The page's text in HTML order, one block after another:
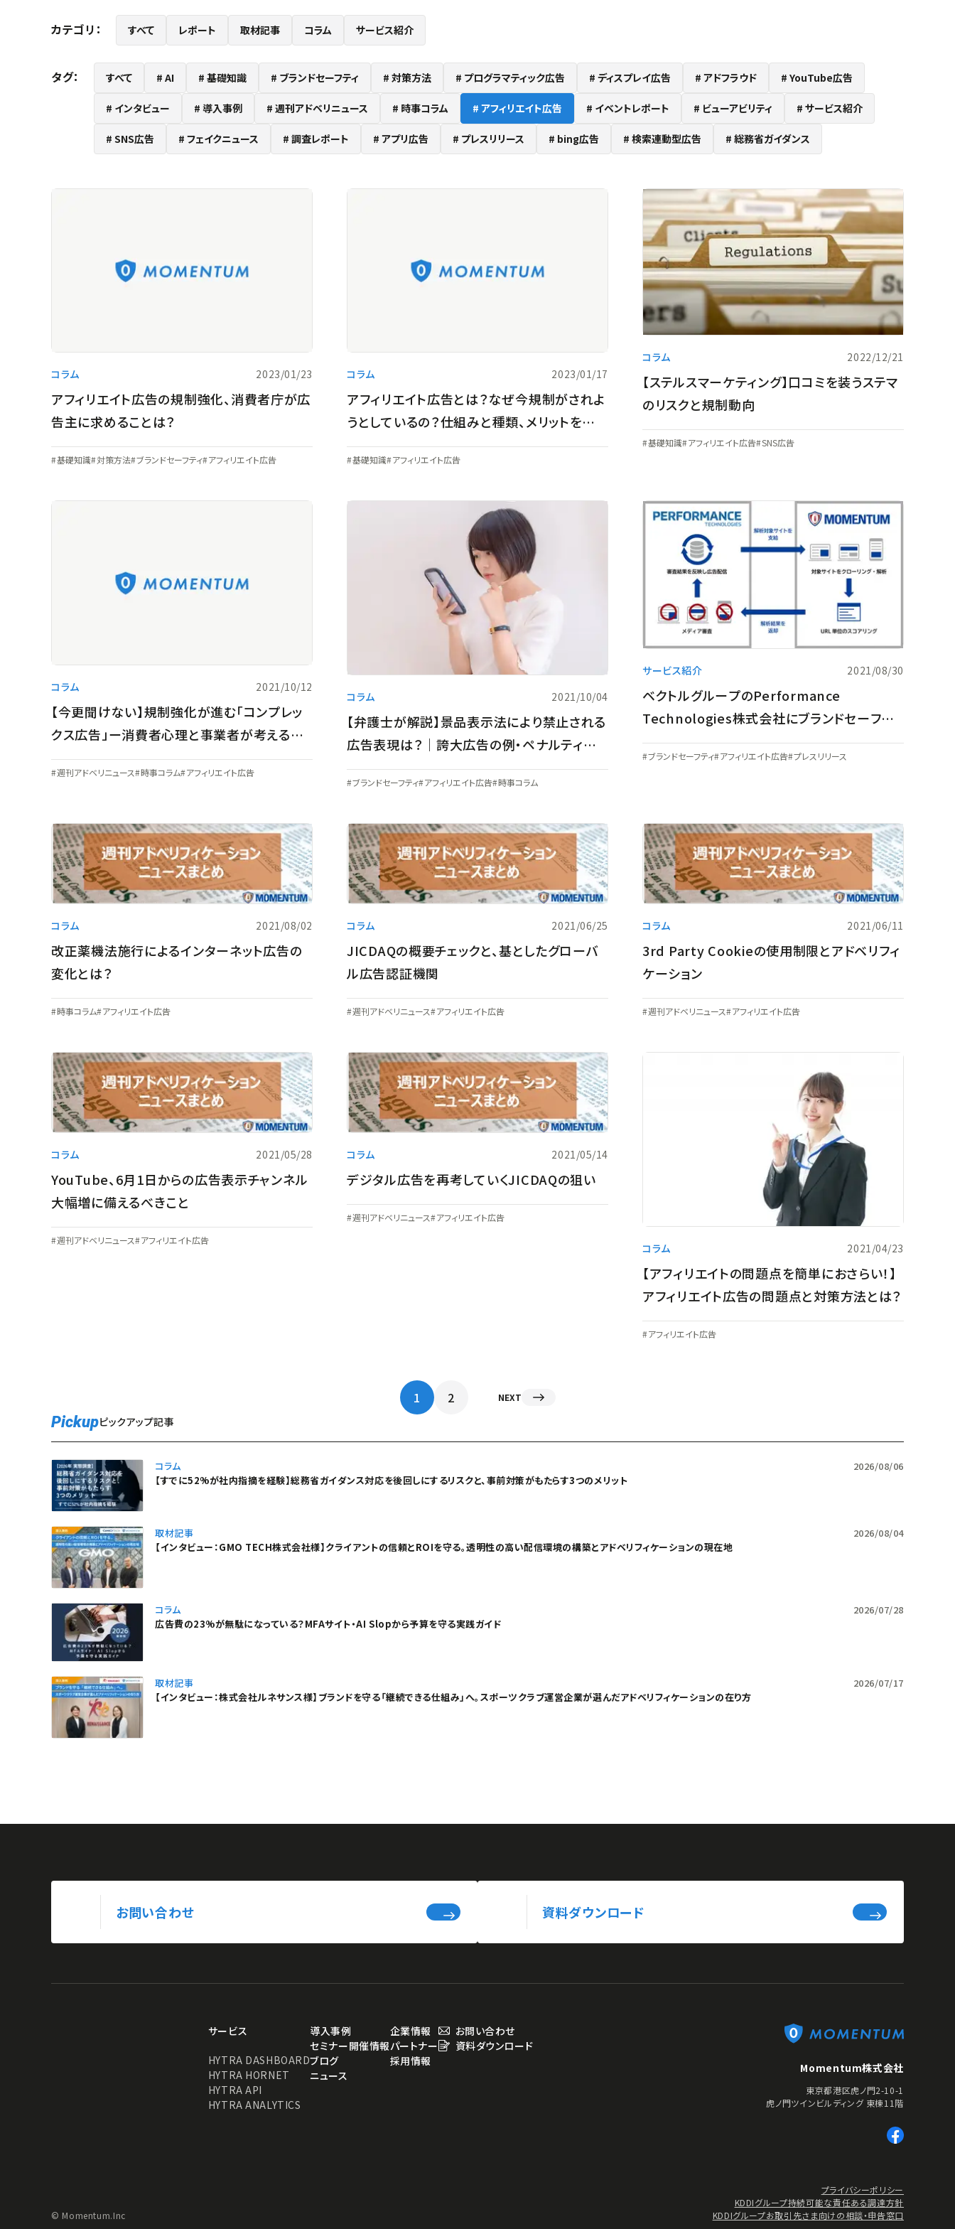
カテゴリ： すべて レポート 取材記事 コラム サービス紹介
タグ： すべて AI 基礎知識 ブランドセーフティ 対策方法 プログラマティック広告 ディスプレイ広告 アドフラウド YouTube広告
インタビュー 導入事例 週刊アドベリニュース 時事コラム アフィリエイト広告 イベントレポート ビューアビリティ サービス紹介
SNS広告 フェイクニュース 調査レポート アプリ広告 プレスリリース bing広告 検索連動型広告 総務省ガイダンス
コラム 2023/01/23
アフィリエイト広告の規制強化、消費者庁が広
告主に求めることは？
基礎知識 対策方法 ブランドセーフティ アフィリエイト広告
コラム 2023/01/17
アフィリエイト広告とは？なぜ今規制がされよ
うとしているの？仕組みと種類、メリットを解
説！
基礎知識 アフィリエイト広告
コラム 2022/12/21
【ステルスマーケティング】口コミを装うステマ
のリスクと規制動向
基礎知識 アフィリエイト広告 SNS広告
コラム 2021/10/12
【今更聞けない】規制強化が進む「コンプレッ
クス広告」ー消費者心理と事業者が考えるべ
きこと
週刊アドベリニュース 時事コラム アフィリエイト広告
コラム 2021/10/04
【弁護士が解説】景品表示法により禁止される
広告表現は？｜誇大広告の例・ペナルティに
ついて
ブランドセーフティ アフィリエイト広告 時事コラム
サービス紹介 2021/08/30
ベクトルグループのPerformance
Technologies株式会社にブランドセーフティ
解析サービスの提供開始しました！
ブランドセーフティ アフィリエイト広告 プレスリリース
コラム 2021/08/02
改正薬機法施行によるインターネット広告の
変化とは？
時事コラム アフィリエイト広告
コラム 2021/06/25
JICDAQの概要チェックと、基としたグローバ
ル広告認証機関
週刊アドベリニュース アフィリエイト広告
コラム 2021/06/11
3rd Party Cookieの使用制限とアドベリフィ
ケーション
週刊アドベリニュース アフィリエイト広告
コラム 2021/05/28
YouTube、6月1日からの広告表示チャンネル
大幅増に備えるべきこと
週刊アドベリニュース アフィリエイト広告
コラム 2021/05/14
デジタル広告を再考していくJICDAQの狙い
週刊アドベリニュース アフィリエイト広告
コラム 2021/04/23
【アフィリエイトの問題点を簡単におさらい！】
アフィリエイト広告の問題点と対策方法とは？
アフィリエイト広告
1 2 NEXT
Pickupピックアップ記事
コラム
2026/08/06
【すでに52%が社内指摘を経験】総務省ガイダンス対応を後回しにするリスクと、事前対策がもたらす3つのメリット
取材記事
2026/08/04
【インタビュー：GMO TECH株式会社様】クライアントの信頼とROIを守る。透明性の高い配信環境の構築とアドベリフィケーションの現在地
コラム
2026/07/28
広告費の23%が無駄になっている？MFAサイト・AI Slopから予算を守る実践ガイド
取材記事
2026/07/17
【インタビュー：株式会社ルネサンス様】ブランドを守る「継続できる仕組み」へ。スポーツクラブ運営企業が選んだアドベリフィケーションの在り方
お問い合わせ 資料ダウンロード
サービス
HYTRA DASHBOARD
HYTRA HORNET
HYTRA API
HYTRA ANALYTICS
導入事例
セミナー開催情報
ブログ
ニュース
企業情報
パートナー
採用情報
お問い合わせ
資料ダウンロード
Momentum株式会社
東京都港区虎ノ門2-10-1
虎ノ門ツインビルディング 東棟11階
© Momentum.Inc
プライバシーポリシー
KDDIグループ持続可能な責任ある調達方針
KDDIグループお取引先さま向けの相談・申告窓口